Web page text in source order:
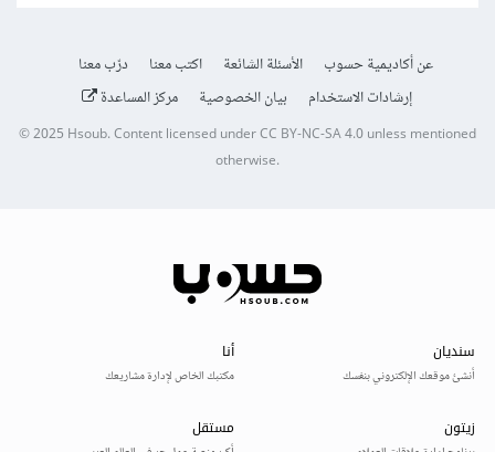
عن أكاديمية حسوب الأسئلة الشائعة اكتب معنا
درّب معنا
إرشادات الاستخدام
بيان الخصوصية مركز المساعدة
© 2025Hsoub.Content licensed underCC BY-NC-SA 4.0unless mentioned
otherwise.